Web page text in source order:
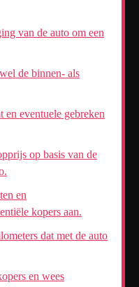
van de auto om een
de binnen- als
eventuele gebreken
op basis van de
en
kopers aan.
dat met de auto
en wees